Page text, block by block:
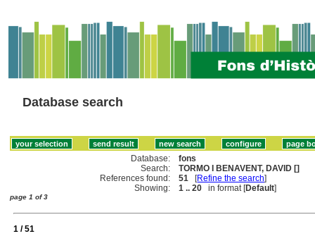
Database search
Database:
fons
Search:
TORMO I BENAVENT, DAVID []
References found:
51 [Refine the search]
Showing:
1 .. 20 in format [Default]
page 1 of 3
1 / 51